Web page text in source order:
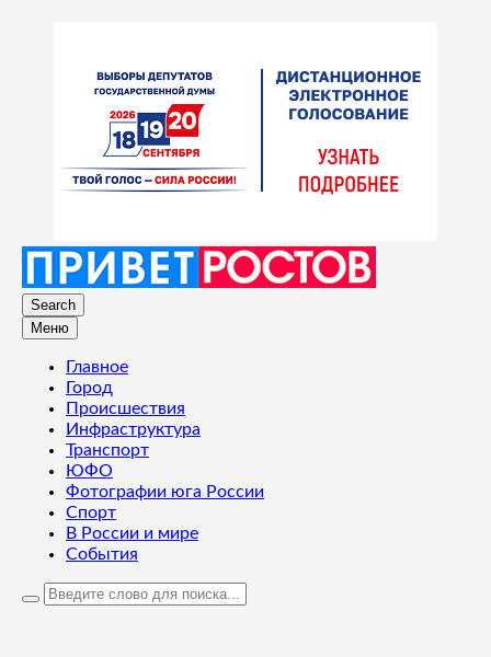
Search
Меню
Главное
Город
Происшествия
Инфраструктура
Транспорт
ЮФО
Фотографии юга России
Спорт
В России и мире
События